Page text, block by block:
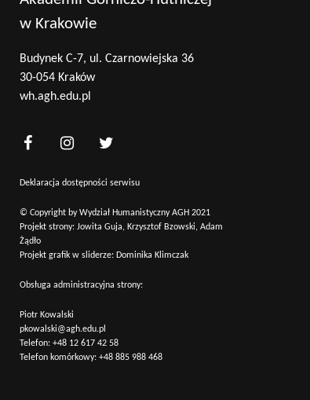
w Krakowie
Budynek C-7, ul. Czarnowiejska 36
30-054 Kraków
wh.agh.edu.pl
Deklaracja dostępności serwisu
© Copyright by Wydział Humanistyczny AGH 2021
Projekt strony: Jowita Guja, Krzysztof Bzowski, Adam
Żądło
Projekt grafik w sliderze: Dominika Klimczak
Obsługa administracyjna strony:
Piotr Kowalski
pkowalski@agh.edu.pl
Telefon: +48 12 617 42 58
Telefon komórkowy: +48 885 988 468